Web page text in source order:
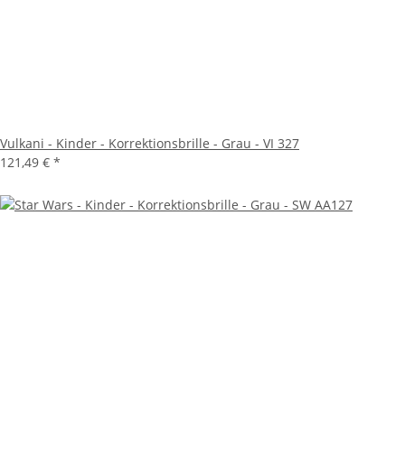
Vulkani - Kinder - Korrektionsbrille - Grau - VI 327
121,49 € *